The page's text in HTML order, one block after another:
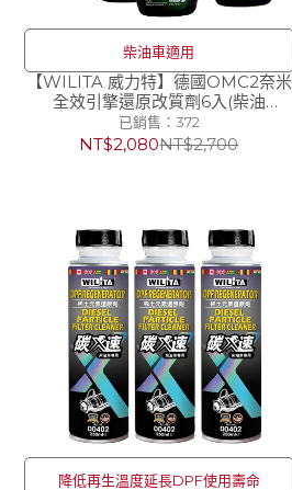
柴油車適用
【WILITA 威力特】德國OMC2奈米
全效引擎還原改質劑6入(柴油
車)380ml汽油精 汽油添加劑 柴油精
已銷售：372
NT$2,080NT$2,700
降低再生溫度延長DPF使用壽命